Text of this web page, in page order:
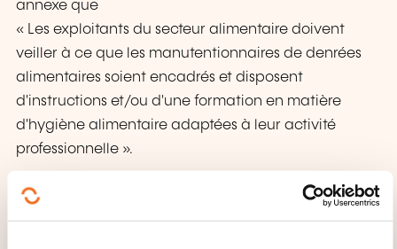
annexe que
« Les exploitants du secteur alimentaire doivent
veiller à ce que les manutentionnaires de denrées
alimentaires soient encadrés et disposent
d'instructions et/ou d'une formation en matière
d'hygiène alimentaire adaptées à leur activité
professionnelle ».